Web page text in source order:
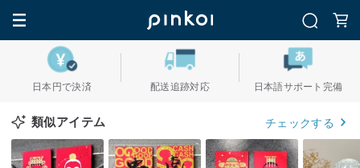
日本円で決済 配送追跡対応 日本語サポート完備
類似アイテム チェックする